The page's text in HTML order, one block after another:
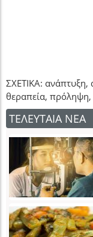
ΣΧΕΤΙΚΑ: ανάπτυξη,
θεραπεία, πρόληψη,
ΤΕΛΕΥΤΑΙΑ ΝΕΑ